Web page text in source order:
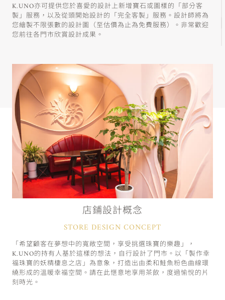
K.UNO亦可提供您於喜愛的設計上新增寶石或圖樣的「部分客
製」服務，以及從頭開始設計的「完全客製」服務。設計師將為
您繪製不限張數的設計圖（至估價為止為免費服務）。非常歡迎
您前往各門市欣賞設計成果。
店鋪設計概念
STORE DESIGN CONCEPT
「希望顧客在夢想中的寬敞空間，享受挑選珠寶的樂趣」，
K.UNO的持有人基於這樣的想法，自行設計了門市。以「製作幸
福珠寶的妖精棲息之店」為意象，打造出由柔和鮭魚粉色曲線環
繞形成的溫暖幸福空間。請在此愜意地享用茶飲，度過愉悅的片
刻時光。